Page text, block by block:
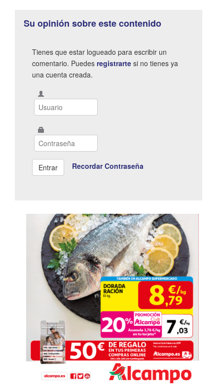
Su opinión sobre este contenido
Tienes que estar logueado para escribir un
comentario. Puedes registrarte si no tienes ya
una cuenta creada.
Recordar Contraseña